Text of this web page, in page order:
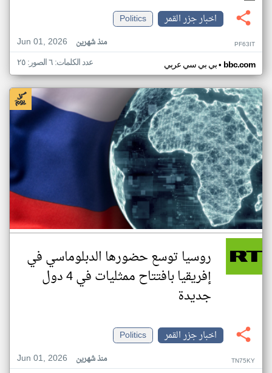
اخبار جزر القمر
Politics
Jun 01, 2026
منذ شهرين PF63IT
بي بي سي عربي• bbc.com عدد الكلمات: ٦ الصور: ٢٥
روسيا توسع حضورها الدبلوماسي في
إفريقيا بافتتاح ممثليات في 4 دول
جديدة
اخبار جزر القمر
Politics
Jun 01, 2026
منذ شهرين TN75KY